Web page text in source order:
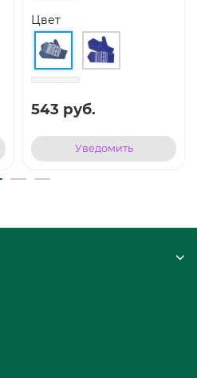
Цвет
543 руб.
Уведомить